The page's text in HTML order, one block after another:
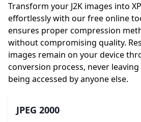
Transform your J2K images into
effortlessly with our free online
ensures proper compression
without compromising quality.
images remain on your device
conversion process, never
being accessed by anyone else.
JPEG 2000